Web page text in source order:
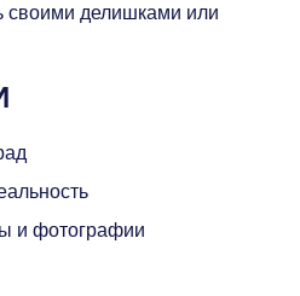
своими делишками или
и фотографии